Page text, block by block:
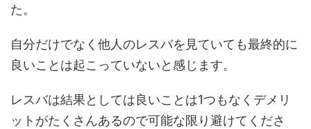
た。
自分だけでなく他人のレスバを見ていても最終的に
良いことは起こっていないと感じます。
レスバは結果としては良いことは1つもなくデメリ
ットがたくさんあるので可能な限り避けてくださ